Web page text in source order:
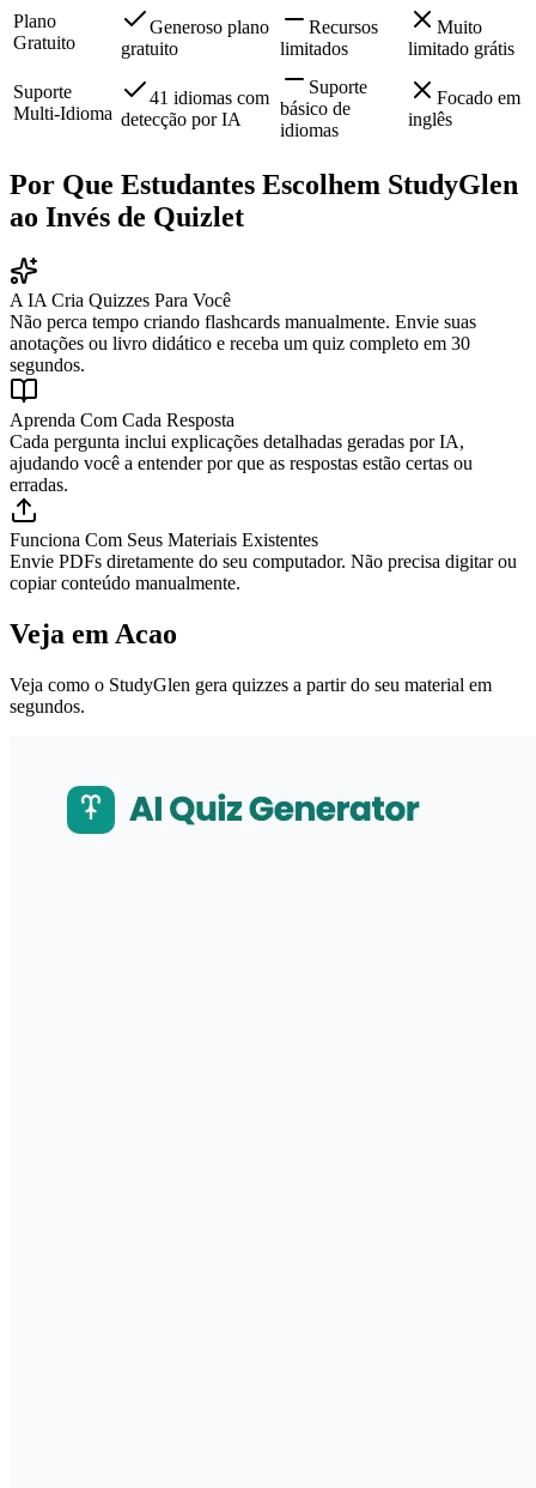
Plano
Gratuito
Generoso plano
gratuito
Recursos
limitados
Muito
limitado grátis
Suporte
Multi-Idioma
41 idiomas com
detecção por IA
Suporte
básico de
idiomas
Focado em
inglês
Por Que Estudantes Escolhem StudyGlen
ao Invés de Quizlet
A IA Cria Quizzes Para Você
Não perca tempo criando flashcards manualmente. Envie suas
anotações ou livro didático e receba um quiz completo em 30
segundos.
Aprenda Com Cada Resposta
Cada pergunta inclui explicações detalhadas geradas por IA,
ajudando você a entender por que as respostas estão certas ou
erradas.
Funciona Com Seus Materiais Existentes
Envie PDFs diretamente do seu computador. Não precisa digitar ou
copiar conteúdo manualmente.
Veja em Acao
Veja como o StudyGlen gera quizzes a partir do seu material em
segundos.